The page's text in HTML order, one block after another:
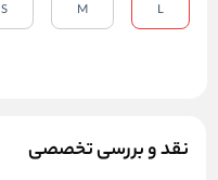
نقد و بررسی تخصصی
L
M
S